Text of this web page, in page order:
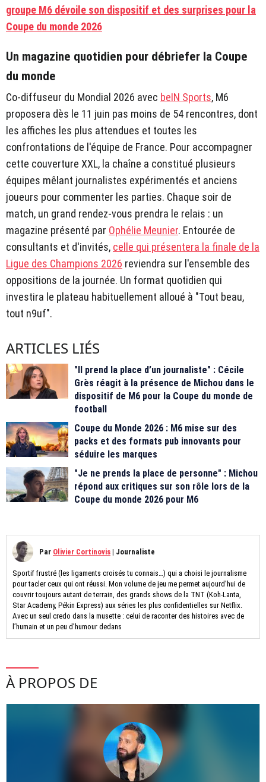
groupe M6 dévoile son dispositif et des surprises pour la
Coupe du monde 2026
Un magazine quotidien pour débriefer la Coupe
du monde
Co-diffuseur du Mondial 2026 avec beIN Sports, M6
proposera dès le 11 juin pas moins de 54 rencontres, dont
les affiches les plus attendues et toutes les
confrontations de l'équipe de France. Pour accompagner
cette couverture XXL, la chaîne a constitué plusieurs
équipes mêlant journalistes expérimentés et anciens
joueurs pour commenter les parties. Chaque soir de
match, un grand rendez-vous prendra le relais : un
magazine présenté par Ophélie Meunier. Entourée de
consultants et d'invités, celle qui présentera la finale de la
Ligue des Champions 2026 reviendra sur l'ensemble des
oppositions de la journée. Un format quotidien qui
investira le plateau habituellement alloué à "Tout beau,
tout n9uf".
ARTICLES LIÉS
"Il prend la place d’un journaliste" : Cécile
Grès réagit à la présence de Michou dans le
dispositif de M6 pour la Coupe du monde de
football
Coupe du Monde 2026 : M6 mise sur des
packs et des formats pub innovants pour
séduire les marques
"Je ne prends la place de personne" : Michou
répond aux critiques sur son rôle lors de la
Coupe du monde 2026 pour M6
Par Olivier Cortinovis | Journaliste
Sportif frustré (les ligaments croisés tu connais…) qui a choisi le journalisme
pour tacler ceux qui ont réussi. Mon volume de jeu me permet aujourd’hui de
couvrir toujours autant de terrain, des grands shows de la TNT (Koh-Lanta,
Star Academy, Pékin Express) aux séries les plus confidentielles sur Netflix.
Avec un seul credo dans la musette : celui de raconter des histoires avec de
l’humain et un peu d’humour dedans
À PROPOS DE